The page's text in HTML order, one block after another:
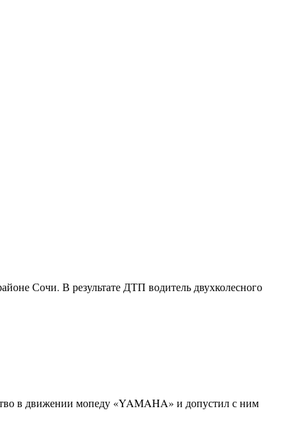
Сочи. В результате ДТП водитель двухколесного
в движении мопеду «YAMAHA» и допустил с ним